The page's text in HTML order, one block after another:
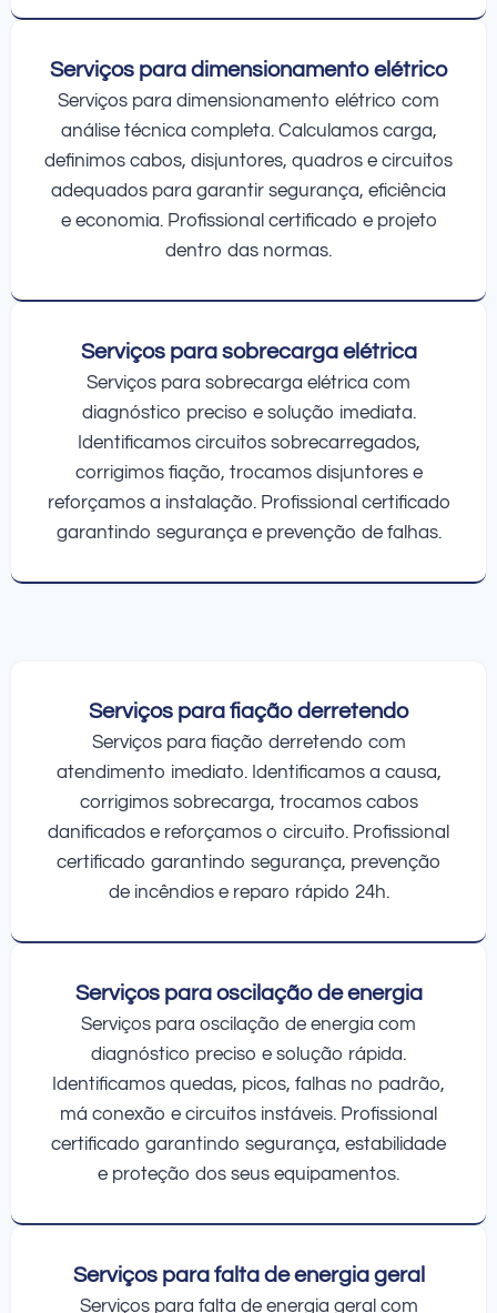
Serviços para dimensionamento elétrico
Serviços para dimensionamento elétrico com
análise técnica completa. Calculamos carga,
definimos cabos, disjuntores, quadros e circuitos
adequados para garantir segurança, eficiência
e economia. Profissional certificado e projeto
dentro das normas.
Serviços para sobrecarga elétrica
Serviços para sobrecarga elétrica com
diagnóstico preciso e solução imediata.
Identificamos circuitos sobrecarregados,
corrigimos fiação, trocamos disjuntores e
reforçamos a instalação. Profissional certificado
garantindo segurança e prevenção de falhas.
Serviços para fiação derretendo
Serviços para fiação derretendo com
atendimento imediato. Identificamos a causa,
corrigimos sobrecarga, trocamos cabos
danificados e reforçamos o circuito. Profissional
certificado garantindo segurança, prevenção
de incêndios e reparo rápido 24h.
Serviços para oscilação de energia
Serviços para oscilação de energia com
diagnóstico preciso e solução rápida.
Identificamos quedas, picos, falhas no padrão,
má conexão e circuitos instáveis. Profissional
certificado garantindo segurança, estabilidade
e proteção dos seus equipamentos.
Serviços para falta de energia geral
Serviços para falta de energia geral com